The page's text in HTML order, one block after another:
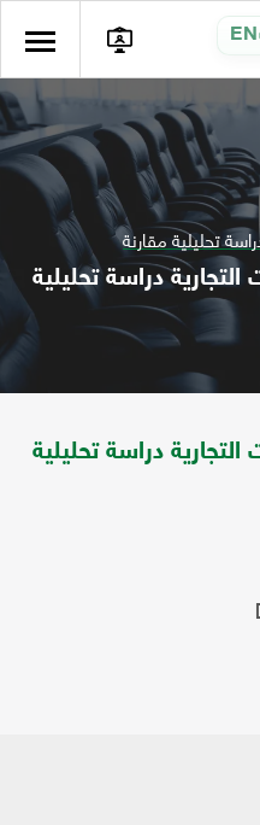
EN
تحليلية مقارنة
دراسة تحليلية
دراسة تحليلية